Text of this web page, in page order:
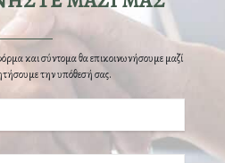
και σύντομα θα επικοινωνήσουμε μαζί
την υπόθεσή σας.